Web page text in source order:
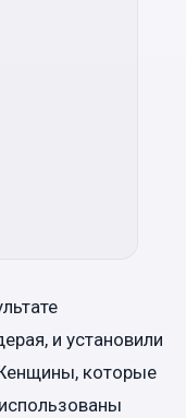
и установили
которые